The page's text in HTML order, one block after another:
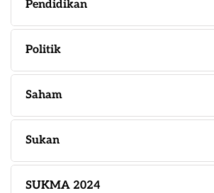
Pendidikan
Politik
Saham
Sukan
SUKMA 2024